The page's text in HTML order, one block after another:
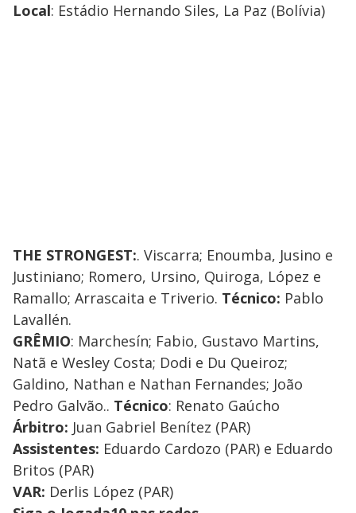
Local: Estádio Hernando Siles, La Paz (Bolívia)
THE STRONGEST:. Viscarra; Enoumba, Jusino e
Justiniano; Romero, Ursino, Quiroga, López e
Ramallo; Arrascaita e Triverio. Técnico: Pablo
Lavallén.
GRÊMIO: Marchesín; Fabio, Gustavo Martins,
Natã e Wesley Costa; Dodi e Du Queiroz;
Galdino, Nathan e Nathan Fernandes; João
Pedro Galvão.. Técnico: Renato Gaúcho
Árbitro: Juan Gabriel Benítez (PAR)
Assistentes: Eduardo Cardozo (PAR) e Eduardo
Britos (PAR)
VAR: Derlis López (PAR)